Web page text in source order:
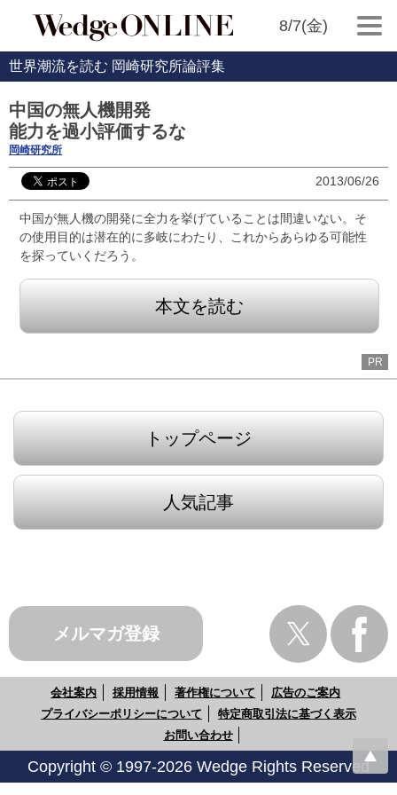
8/7(金)
世界潮流を読む 岡崎研究所論評集
中国の無人機開発
能力を過小評価するな
岡崎研究所
2013/06/26
中国が無人機の開発に全力を挙げていることは間違いない。そ
の使用目的は潜在的に多岐にわたり、これからあらゆる可能性
を探っていくだろう。
本文を読む
PR
トップページ
人気記事
メルマガ登録
会社案内 採用情報 著作権について
広告のご案内
プライバシーポリシーについて
特定商取引法に基づく表示
お問い合わせ
Copyright © 1997-2026 Wedge Rights Reserved